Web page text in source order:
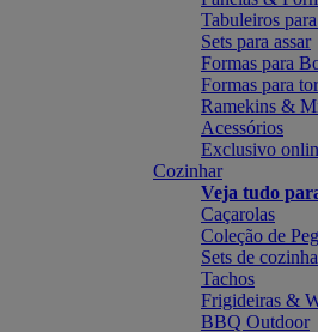
Tabuleiros
Sets para assar
Formas para
Formas para
Ramekins &
Acessórios
Exclusivo
Cozinhar
Veja tudo
Caçarolas
Coleção de
Sets de cozinha
Tachos
Frigideiras &
BBQ Outdoor